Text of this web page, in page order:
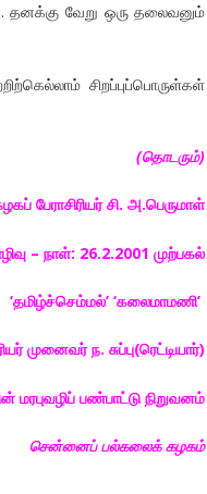
தனக்கு வேறு ஒரு தலைவனும்
சிறப்புப்பொருள்கள்
(தொடரும்)
பேராசிரியர் சி.அ.பெருமாள்
–நாள்: 26.2.2001முற்பகல்
‘தமிழ்ச்செம்மல்’ ‘கலைமாமணி’
முனைவர் ந.சுப்பு(ரெட்டியார்)
மரபுவழிப் பண்பாட்டு நிறுவனம்
சென்னைப் பல்கலைக் கழகம்